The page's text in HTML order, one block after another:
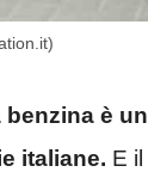
benzina è
italiane. E